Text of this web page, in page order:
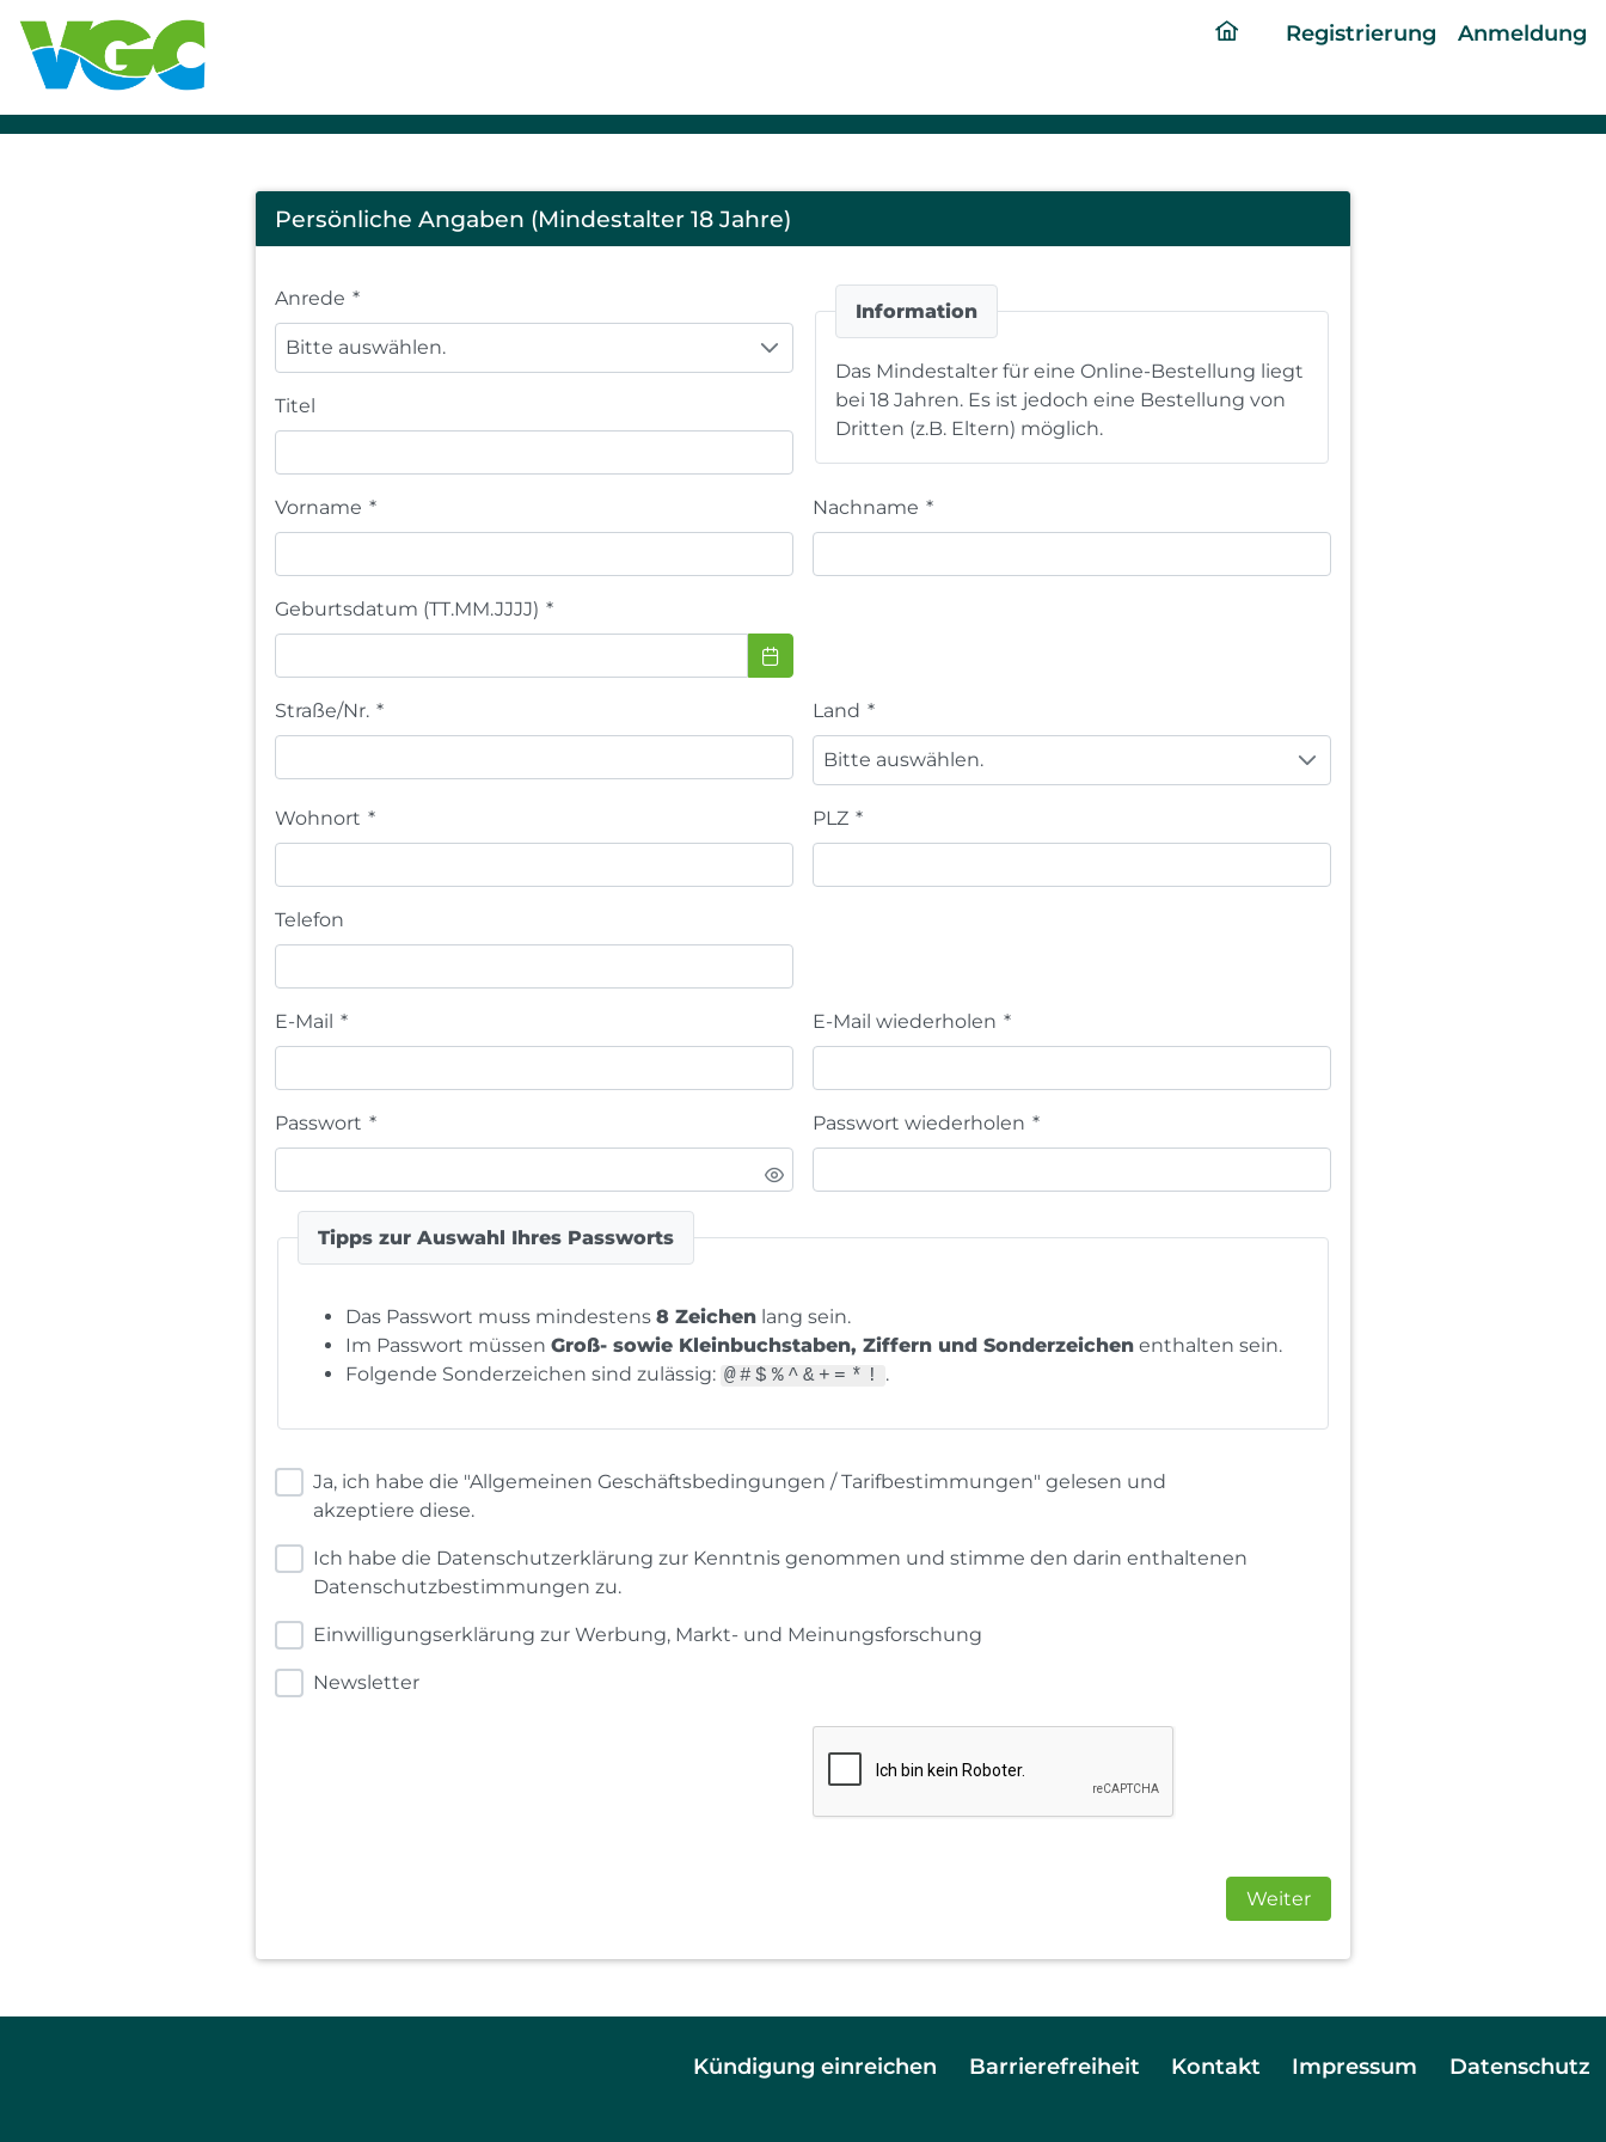
dingRegistrierung Anmeldung
Registration
Persönliche Angaben (Mindestalter 18 Jahre)
Anrede *
Bitte auswählen.
Titel
Information
Das Mindestalter für eine Online-Bestellung liegt
bei 18 Jahren. Es ist jedoch eine Bestellung von
Dritten (z.B. Eltern) möglich.
Vorname * Nachname *
Geburtsdatum (TT.MM.JJJJ) *
Straße/Nr. * Land *
Bitte auswählen.
Wohnort * PLZ *
Telefon
E-Mail * E-Mail wiederholen *
Passwort * Passwort wiederholen *
Tipps zur Auswahl Ihres Passworts
Das Passwort muss mindestens 8 Zeichen lang sein.
Im Passwort müssen Groß- sowie Kleinbuchstaben, Ziffern und Sonderzeichen enthalten sein.
Folgende Sonderzeichen sind zulässig: @#$%^&+=*! .
Ja, ich habe die "Allgemeinen Geschäftsbedingungen / Tarifbestimmungen" gelesen und
akzeptiere diese.
Ich habe die Datenschutzerklärung zur Kenntnis genommen und stimme den darin enthaltenen
Datenschutzbestimmungen zu.
Einwilligungserklärung zur Werbung, Markt- und Meinungsforschung
Newsletter
Weiter
Kündigung einreichen Barrierefreiheit Kontakt Impressum Datenschutz